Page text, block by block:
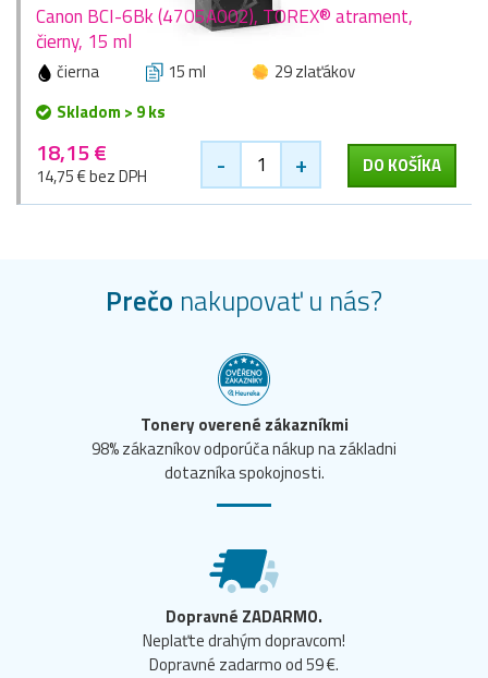
Canon BCI-6Bk (4705A002), TOREX® atrament,
čierny, 15 ml
čierna 15 ml
29 zlaťákov
Skladom > 9 ks
18,15 €
14,75 € bez DPH - + DO KOŠÍKA
Prečo nakupovať u nás?
Tonery overené zákazníkmi
98% zákazníkov odporúča nákup na základni
dotazníka spokojnosti.
Dopravné ZADARMO.
Neplaťte drahým dopravcom!
Dopravné zadarmo od 59 €.